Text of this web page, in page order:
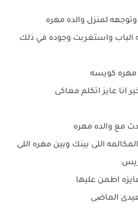
لمنزل والده مهره
الباب واستغربت وجوده في ذلك
مهره كويسه
انا عايز اتكلم معاكى
مع والده مهره
اللى بينك وبين مهره اللى
اطمن عليها
الماضى